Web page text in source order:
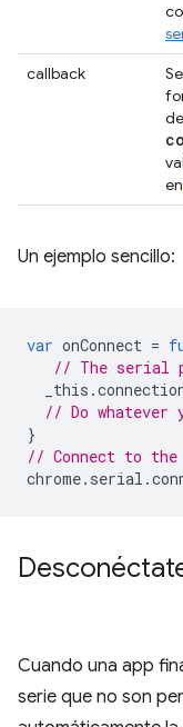
callback
en
Un ejemplo sencillo:
var onConnect =
// The serial
_this .
// Do whatever
}
// Connect to
chrome. serial .
Cuando una app
serie que no son